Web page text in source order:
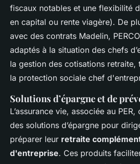
fiscaux notables et une flexibilité
en capital ou rente viagère). De
avec des contrats Madelin,
adaptés à la situation des chefs
la gestion des cotisations retraite,
la protection sociale chef
Solutions d’épargne et de
L’assurance vie, associée au
des solutions d’épargne pour
préparer leur retraite
d'entreprise. Ces produits